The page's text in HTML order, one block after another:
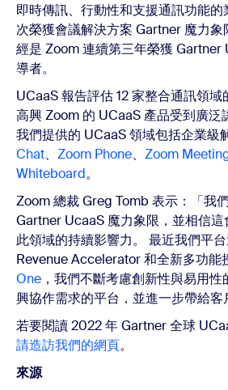
即時傳訊、行動性和支援通訊功能
次榮獲會議解決方案 Gartner 魔力
經是 Zoom 連續第三年榮獲 Gartner
導者。
UCaaS 報告評估 12 家整合通訊領
高興 Zoom 的 UCaaS 產品受到廣泛
我們提供的 UCaaS 領域包括企業級
Chat、 Zoom Phone、 Zoom
Whiteboard。
Zoom 總裁 Greg Tomb 表示：「我
Gartner UcaaS 魔力象限，並相信
此領域的持續影響力。 最近我們平
Revenue Accelerator和全新多功能
One ，我們不斷考慮創新性與易用
興協作需求的平台，並進一步帶給客
若要閱讀 2022 年 Gartner 全球
請造訪我們的網頁。
來源